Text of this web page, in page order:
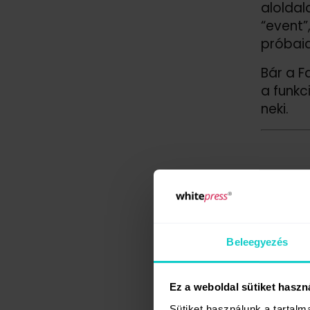
Beleegyezés
Ez a weboldal sütiket
Bár a
a
neki.